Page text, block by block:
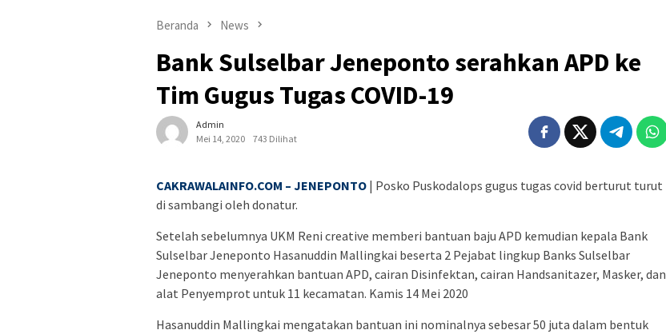
Beranda News
Bank Sulselbar Jeneponto serahkan APD ke
Tim Gugus Tugas COVID-19
Admin
Mei 14, 2020
743 Dilihat
CAKRAWALAINFO.COM – JENEPONTO | Posko Puskodalops gugus tugas covid berturut turut
di sambangi oleh donatur.
Setelah sebelumnya UKM Reni creative memberi bantuan baju APD kemudian kepala Bank
Sulselbar Jeneponto Hasanuddin Mallingkai beserta 2 Pejabat lingkup Banks Sulselbar
Jeneponto menyerahkan bantuan APD, cairan Disinfektan, cairan Handsanitazer, Masker, dan
alat Penyemprot untuk 11 kecamatan. Kamis 14 Mei 2020
Hasanuddin Mallingkai mengatakan bantuan ini nominalnya sebesar 50 juta dalam bentuk